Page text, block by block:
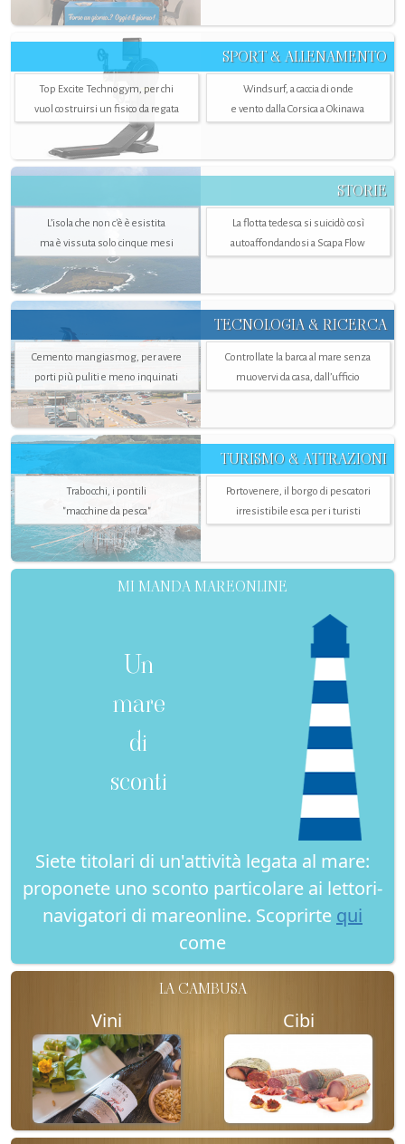
SPORT & ALLENAMENTO
Top Excite Technogym, per chi
vuol costruirsi un fisico da regata
Windsurf, a caccia di onde
e vento dalla Corsica a Okinawa
STORIE
L’isola che non c'è è esistita
ma è vissuta solo cinque mesi
La flotta tedesca si suicidò così
autoaffondandosi a Scapa Flow
TECNOLOGIA & RICERCA
Cemento mangiasmog, per avere
porti più puliti e meno inquinati
Controllate la barca al mare senza
muovervi da casa, dall’ufficio
TURISMO & ATTRAZIONI
Trabocchi, i pontili
"macchine da pesca"
Portovenere, il borgo di pescatori
irresistibile esca per i turisti
MI MANDA MAREONLINE
Un
mare
di
sconti
Siete titolari di un'attività legata al mare:
proponete uno sconto particolare ai lettori-
navigatori di mareonline. Scoprirte qui
come
LA CAMBUSA
Vini Cibi